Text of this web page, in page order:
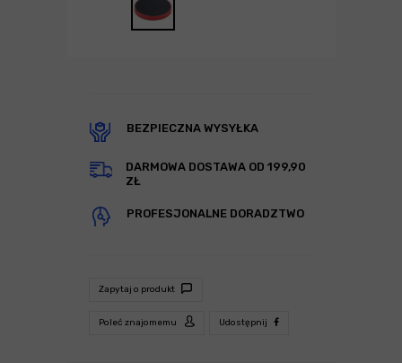
BEZPIECZNA WYSYŁKA
DARMOWA DOSTAWA OD 199,90
ZŁ
PROFESJONALNE DORADZTWO
Zapytaj o produkt
Poleć znajomemu Udostępnij